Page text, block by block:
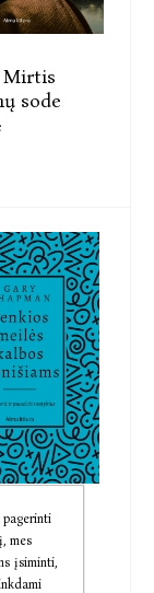
Mirtis
sode
mes
įsiminti,